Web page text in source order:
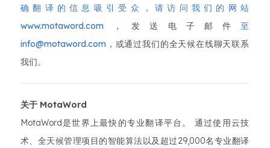
确翻译的信息吸引受众，请访问我们的 网站
www.motaword.com ，发送电子邮件 至
info@motaword.com ，或通过我们的全天候在线聊天联系
我们。
关于 MotaWord
MotaWord是世界上最快的专业翻译平台。 通过使用云技
术、全天候管理项目的智能算法以及超过29,000名专业翻译